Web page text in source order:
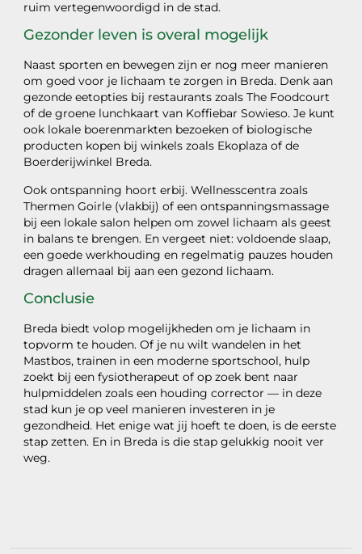
ruim vertegenwoordigd in de stad.
Gezonder leven is overal mogelijk
Naast sporten en bewegen zijn er nog meer manieren
om goed voor je lichaam te zorgen in Breda. Denk aan
gezonde eetopties bij restaurants zoals The Foodcourt
of de groene lunchkaart van Koffiebar Sowieso. Je kunt
ook lokale boerenmarkten bezoeken of biologische
producten kopen bij winkels zoals Ekoplaza of de
Boerderijwinkel Breda.
Ook ontspanning hoort erbij. Wellnesscentra zoals
Thermen Goirle (vlakbij) of een ontspanningsmassage
bij een lokale salon helpen om zowel lichaam als geest
in balans te brengen. En vergeet niet: voldoende slaap,
een goede werkhouding en regelmatig pauzes houden
dragen allemaal bij aan een gezond lichaam.
Conclusie
Breda biedt volop mogelijkheden om je lichaam in
topvorm te houden. Of je nu wilt wandelen in het
Mastbos, trainen in een moderne sportschool, hulp
zoekt bij een fysiotherapeut of op zoek bent naar
hulpmiddelen zoals een houding corrector — in deze
stad kun je op veel manieren investeren in je
gezondheid. Het enige wat jij hoeft te doen, is de eerste
stap zetten. En in Breda is die stap gelukkig nooit ver
weg.